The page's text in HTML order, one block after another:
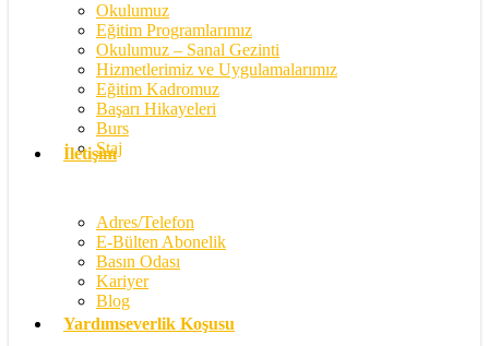
Okulumuz
Eğitim Programlarımız
Okulumuz – Sanal Gezinti
Hizmetlerimiz ve Uygulamalarımız
Eğitim Kadromuz
Başarı Hikayeleri
Burs
Staj
İletişim
Adres/Telefon
E-Bülten Abonelik
Basın Odası
Kariyer
Blog
Yardımseverlik Koşusu